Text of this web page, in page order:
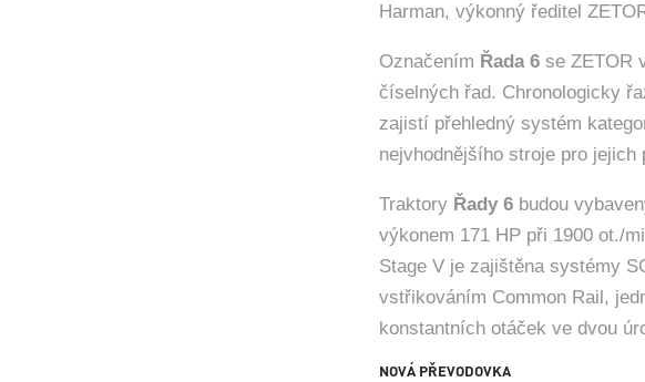
Harman, výkonný ředitel
Označením Řada 6 se ZETOR
číselných řad. Chronologicky
zajistí přehledný systém
nejvhodnějšího stroje pro jejich
Traktory Řady 6 budou
výkonem 171 HP při 1900 ot./
Stage V je zajištěna systémy
vstřikováním Common Rail,
konstantních otáček ve dvou
NOVÁ PŘEVODOVKA